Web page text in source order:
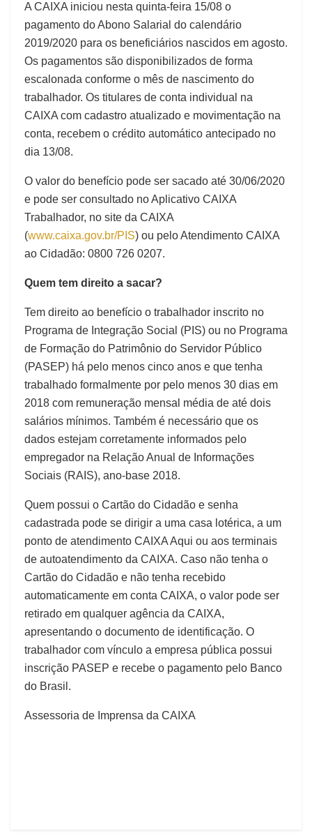
A CAIXA iniciou nesta quinta-feira 15/08 o
pagamento do Abono Salarial do calendário
2019/2020 para os beneficiários nascidos em agosto.
Os pagamentos são disponibilizados de forma
escalonada conforme o mês de nascimento do
trabalhador. Os titulares de conta individual na
CAIXA com cadastro atualizado e movimentação na
conta, recebem o crédito automático antecipado no
dia 13/08.
O valor do benefício pode ser sacado até 30/06/2020
e pode ser consultado no Aplicativo CAIXA
Trabalhador, no site da CAIXA
(www.caixa.gov.br/PIS) ou pelo Atendimento CAIXA
ao Cidadão: 0800 726 0207.
Quem tem direito a sacar?
Tem direito ao benefício o trabalhador inscrito no
Programa de Integração Social (PIS) ou no Programa
de Formação do Patrimônio do Servidor Público
(PASEP) há pelo menos cinco anos e que tenha
trabalhado formalmente por pelo menos 30 dias em
2018 com remuneração mensal média de até dois
salários mínimos. Também é necessário que os
dados estejam corretamente informados pelo
empregador na Relação Anual de Informações
Sociais (RAIS), ano-base 2018.
Quem possui o Cartão do Cidadão e senha
cadastrada pode se dirigir a uma casa lotérica, a um
ponto de atendimento CAIXA Aqui ou aos terminais
de autoatendimento da CAIXA. Caso não tenha o
Cartão do Cidadão e não tenha recebido
automaticamente em conta CAIXA, o valor pode ser
retirado em qualquer agência da CAIXA,
apresentando o documento de identificação. O
trabalhador com vínculo a empresa pública possui
inscrição PASEP e recebe o pagamento pelo Banco
do Brasil.
Assessoria de Imprensa da CAIXA